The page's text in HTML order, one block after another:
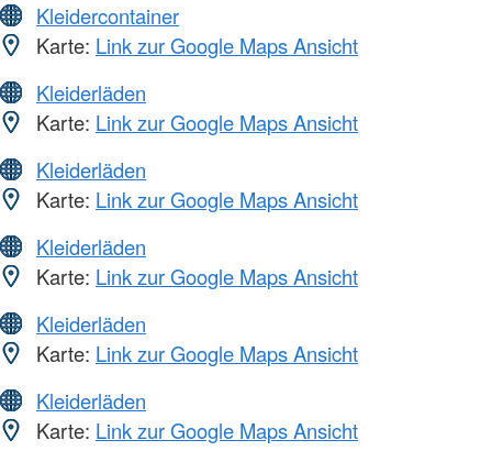
Kleidercontainer
Karte: Link zur Google Maps Ansicht
Kleiderläden
Karte: Link zur Google Maps Ansicht
Kleiderläden
Karte: Link zur Google Maps Ansicht
Kleiderläden
Karte: Link zur Google Maps Ansicht
Kleiderläden
Karte: Link zur Google Maps Ansicht
Kleiderläden
Karte: Link zur Google Maps Ansicht